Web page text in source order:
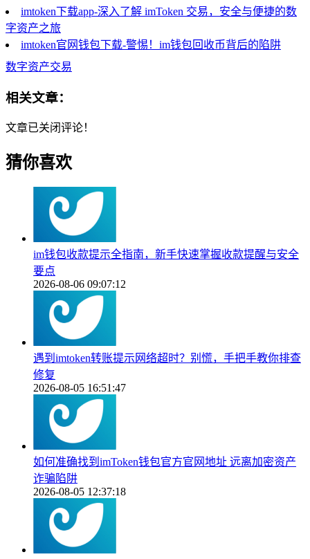
imtoken下载app-深入了解 imToken 交易，安全与便捷的数
字资产之旅
imtoken官网钱包下载-警惕！im钱包回收币背后的陷阱
数字资产交易
相关文章：
文章已关闭评论！
猜你喜欢
im钱包收款提示全指南，新手快速掌握收款提醒与安全
要点
2026-08-06 09:07:12
遇到imtoken转账提示网络超时？别慌，手把手教你排查
修复
2026-08-05 16:51:47
如何准确找到imToken钱包官方官网地址 远离加密资产
诈骗陷阱
2026-08-05 12:37:18